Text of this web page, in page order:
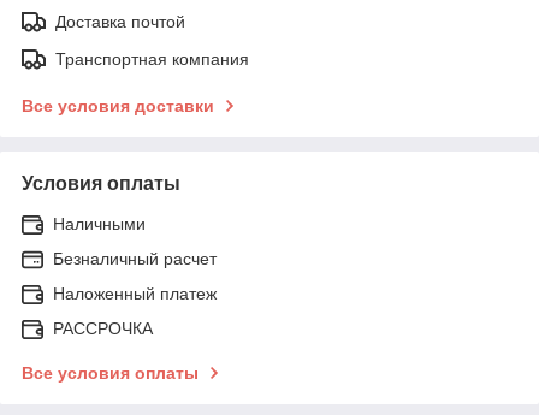
Доставка почтой
Транспортная компания
Все условия доставки
Условия оплаты
Наличными
Безналичный расчет
Наложенный платеж
РАССРОЧКА
Все условия оплаты